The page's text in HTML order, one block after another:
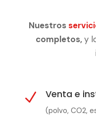
Nuestros
completos,y
N Venta e
(polvo, CO2,